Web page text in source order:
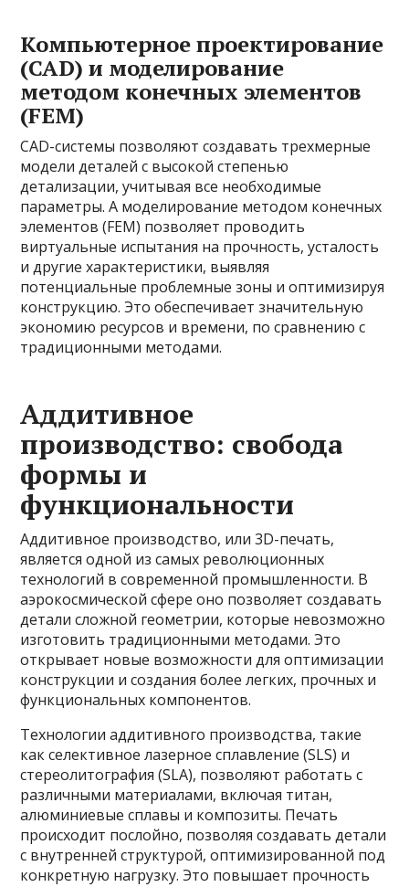
Компьютерное проектирование
(CAD) и моделирование
методом конечных элементов
(FEM)
CAD-системы позволяют создавать трехмерные
модели деталей с высокой степенью
детализации, учитывая все необходимые
параметры. А моделирование методом конечных
элементов (FEM) позволяет проводить
виртуальные испытания на прочность, усталость
и другие характеристики, выявляя
потенциальные проблемные зоны и оптимизируя
конструкцию. Это обеспечивает значительную
экономию ресурсов и времени, по сравнению с
традиционными методами.
Аддитивное
производство: свобода
формы и
функциональности
Аддитивное производство, или 3D-печать,
является одной из самых революционных
технологий в современной промышленности. В
аэрокосмической сфере оно позволяет создавать
детали сложной геометрии, которые невозможно
изготовить традиционными методами. Это
открывает новые возможности для оптимизации
конструкции и создания более легких, прочных и
функциональных компонентов.
Технологии аддитивного производства, такие
как селективное лазерное сплавление (SLS) и
стереолитография (SLA), позволяют работать с
различными материалами, включая титан,
алюминиевые сплавы и композиты. Печать
происходит послойно, позволяя создавать детали
с внутренней структурой, оптимизированной под
конкретную нагрузку. Это повышает прочность